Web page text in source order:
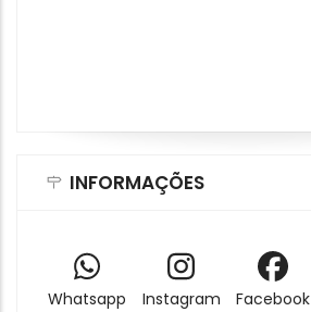
INFORMAÇÕES
Whatsapp Instagram Facebook